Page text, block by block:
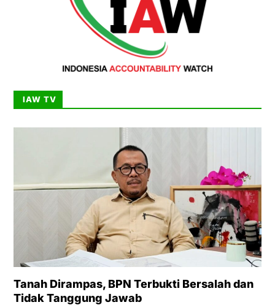
IAW TV
Tanah Dirampas, BPN Terbukti Bersalah dan
Tidak Tanggung Jawab